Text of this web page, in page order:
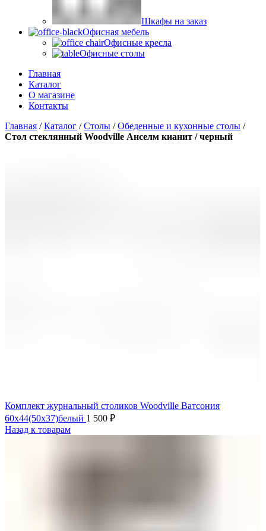
Шкафы на заказ
Офисная мебель
Офисные кресла
Офисные столы
Главная
Каталог
О магазине
Контакты
Главная /Каталог /Столы /Обеденные и кухонные столы /
Стол стеклянный Woodville Анселм кианит / черный
Комплект журнальный столиков Woodville Ватсония
60х44(50х37)белый 1 500 ₽
Назад к товарам